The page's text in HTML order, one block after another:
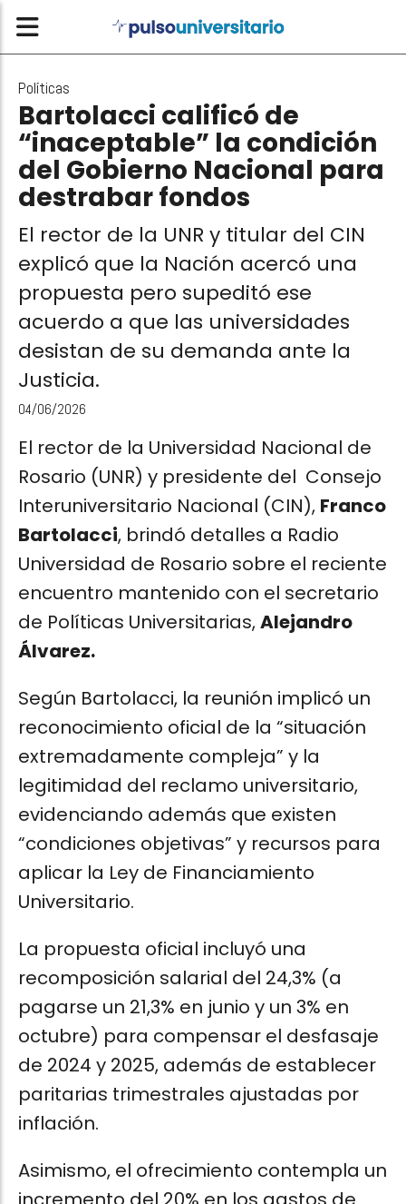
Bartolacci calificó de
“inaceptable” la condición
del Gobierno Nacional para
destrabar fondos
El rector de la UNR y titular del CIN
explicó que la Nación acercó una
propuesta pero supeditó ese
acuerdo a que las universidades
desistan de su demanda ante la
Justicia.
Políticas
04/06/2026
El rector de la Universidad Nacional de
Rosario (UNR) y presidente del Consejo
Interuniversitario Nacional (CIN), Franco
Bartolacci, brindó detalles a Radio
Universidad de Rosario sobre el reciente
encuentro mantenido con el secretario
de Políticas Universitarias,Alejandro
Álvarez.
Según Bartolacci, la reunión implicó un
reconocimiento oficial de la “situación
extremadamente compleja” y la
legitimidad del reclamo universitario,
evidenciando además que existen
“condiciones objetivas” y recursos para
aplicar la Ley de Financiamiento
Universitario.
La propuesta oficial incluyó una
recomposición salarial del 24,3% (a
pagarse un 21,3% en junio y un 3% en
octubre) para compensar el desfasaje
de 2024 y 2025, además de establecer
paritarias trimestrales ajustadas por
inflación.
Asimismo, el ofrecimiento contempla un